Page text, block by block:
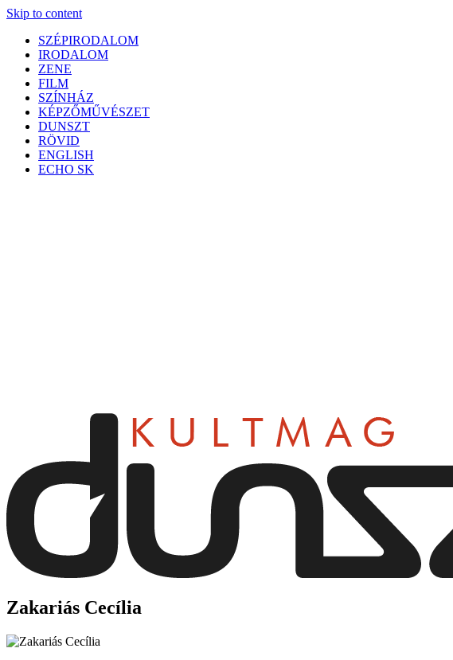
Skip to content
SZÉPIRODALOM
IRODALOM
ZENE
FILM
SZÍNHÁZ
KÉPZŐMŰVÉSZET
DUNSZT
RÖVID
ENGLISH
ECHO SK
dunszt.sk
kultmag
Zakariás Cecília